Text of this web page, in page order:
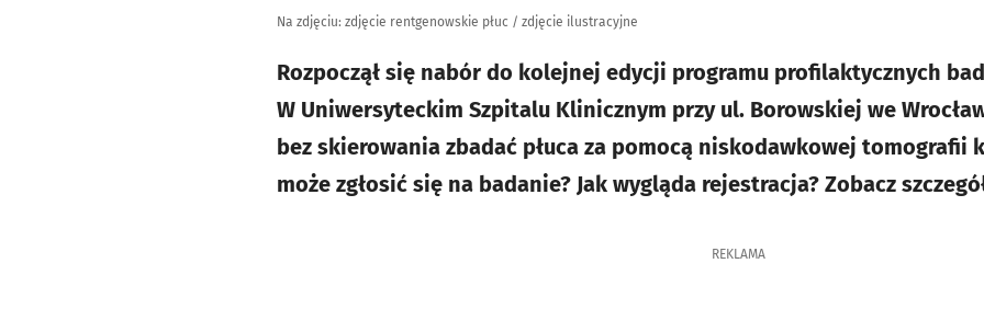
Na zdjęciu: zdjęcie rentgenowskie płuc / zdjęcie ilustracyjne
Rozpoczął się nabór do kolejnej edycji programu profilaktycznych
W Uniwersyteckim Szpitalu Klinicznym przy ul. Borowskiej we
bez skierowania zbadać płuca za pomocą niskodawkowej tomografii
może zgłosić się na badanie? Jak wygląda rejestracja? Zobacz
REKLAMA